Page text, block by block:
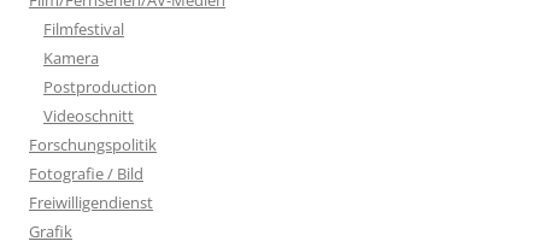
Filmfestival
Kamera
Postproduction
Videoschnitt
Forschungspolitik
Fotografie / Bild
Freiwilligendienst
Grafik